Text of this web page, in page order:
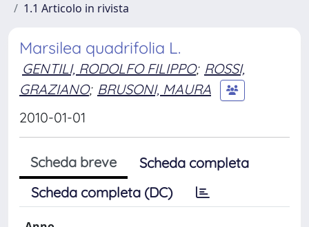
1.1 Articolo in rivista
Marsilea quadrifolia L.
GENTILI, RODOLFO FILIPPO; ROSSI,
GRAZIANO; BRUSONI, MAURA
2010-01-01
Scheda breve
Scheda completa
Scheda completa (DC)